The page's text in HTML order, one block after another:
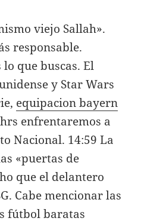
viejo Sallah».
responsable.
que buscas. El
y Star Wars
equipacion bayern
enfrentaremos a
Nacional. 14:59 La
«puertas de
que el delantero
Cabe mencionar las
fútbol baratas